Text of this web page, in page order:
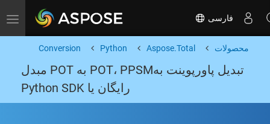
Toggle navigation فارسی
محصولات Aspose.Total
Python
Conversion
تبدیل پاورپوینت بهPOT، PPSM به POT مبدل
رایگان یا Python SDK